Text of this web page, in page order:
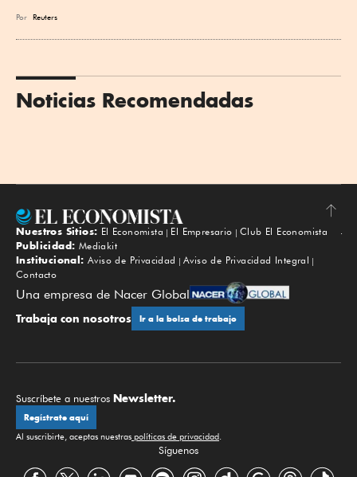
Por Reuters
Noticias Recomendadas
Subir
Nuestros Sitios: El Economista El Empresario
Club El Economista
Publicidad: Mediakit
Institucional: Aviso de Privacidad
Aviso de Privacidad Integral
Contacto
Una empresa de Nacer Global
Trabaja con nosotros Ir a la bolsa de trabajo
Suscríbete a nuestros Newsletter.
Regístrate aquí
Al suscribirte, aceptas nuestras políticas de privacidad.
Síguenos